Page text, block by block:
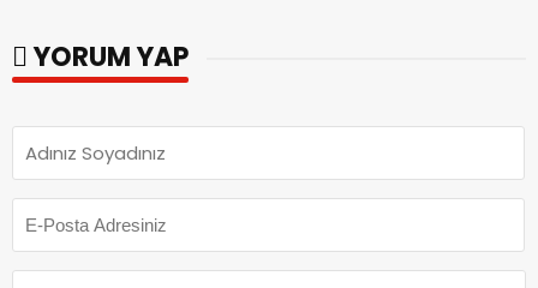
YORUM YAP